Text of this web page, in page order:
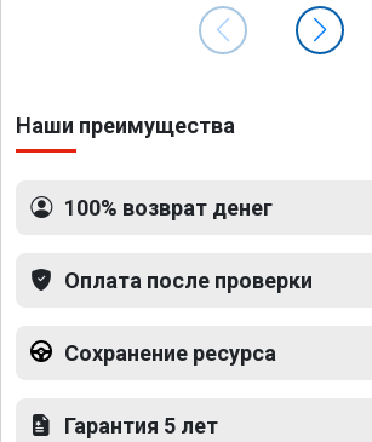
Наши преимущества
100% возврат денег
Оплата после проверки
Сохранение ресурса
Гарантия 5 лет